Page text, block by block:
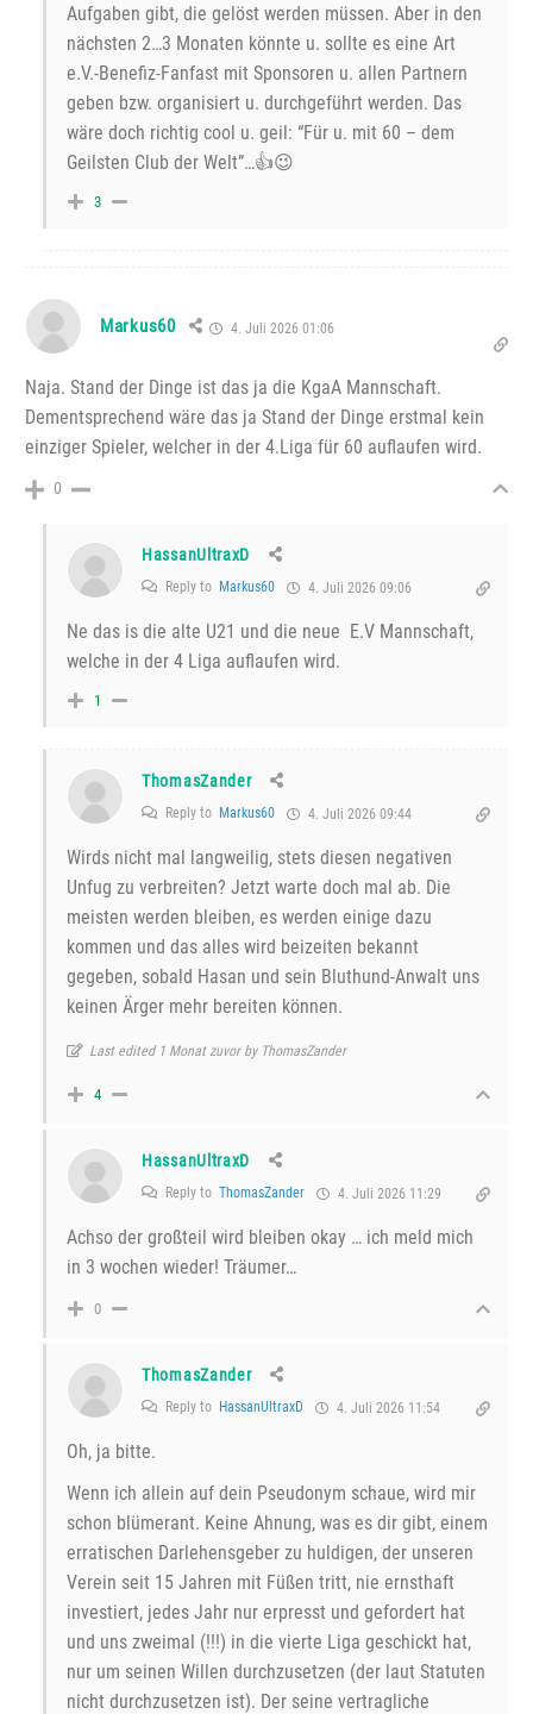
Aufgaben gibt, die gelöst werden müssen. Aber in den
nächsten 2…3 Monaten könnte u. sollte es eine Art
e.V.-Benefiz-Fanfast mit Sponsoren u. allen Partnern
geben bzw. organisiert u. durchgeführt werden. Das
wäre doch richtig cool u. geil: “Für u. mit 60 – dem
Geilsten Club der Welt”…👍😉
3
Markus60 4. Juli 2026 01:06
Naja. Stand der Dinge ist das ja die KgaA Mannschaft.
Dementsprechend wäre das ja Stand der Dinge erstmal kein
einziger Spieler, welcher in der 4.Liga für 60 auflaufen wird.
0
HassanUltraxD
Reply to Markus60 4. Juli 2026 09:06
Ne das is die alte U21 und die neue E.V Mannschaft,
welche in der 4 Liga auflaufen wird.
1
ThomasZander
Reply to Markus60 4. Juli 2026 09:44
Wirds nicht mal langweilig, stets diesen negativen
Unfug zu verbreiten? Jetzt warte doch mal ab. Die
meisten werden bleiben, es werden einige dazu
kommen und das alles wird beizeiten bekannt
gegeben, sobald Hasan und sein Bluthund-Anwalt uns
keinen Ärger mehr bereiten können.
Last edited 1 Monat zuvor by ThomasZander
4
HassanUltraxD
Reply to ThomasZander 4. Juli 2026 11:29
Achso der großteil wird bleiben okay … ich meld mich
in 3 wochen wieder! Träumer…
0
ThomasZander
Reply to HassanUltraxD 4. Juli 2026 11:54
Oh, ja bitte.
Wenn ich allein auf dein Pseudonym schaue, wird mir
schon blümerant. Keine Ahnung, was es dir gibt, einem
erratischen Darlehensgeber zu huldigen, der unseren
Verein seit 15 Jahren mit Füßen tritt, nie ernsthaft
investiert, jedes Jahr nur erpresst und gefordert hat
und uns zweimal (!!!) in die vierte Liga geschickt hat,
nur um seinen Willen durchzusetzen (der laut Statuten
nicht durchzusetzen ist). Der seine vertragliche